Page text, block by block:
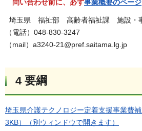
問い合わせ前に、必ず事業概要のページ
埼玉県 福祉部 高齢者福祉課 施設・
（電話）048-830-3247
（mail）a3240-21@pref.saitama.lg.jp
4 要綱
埼玉県介護テクノロジー定着支援事業費
3KB）（別ウィンドウで開きます）